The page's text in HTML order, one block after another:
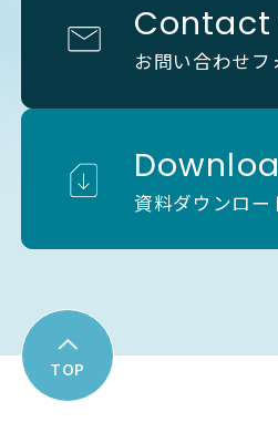
お問い合わせフ
資料ダウンロー
TOP